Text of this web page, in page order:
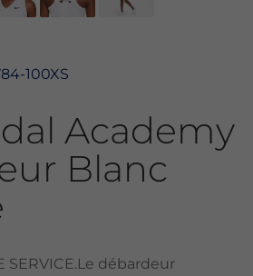
100XS
Academy
Blanc
SERVICE.Le débardeur